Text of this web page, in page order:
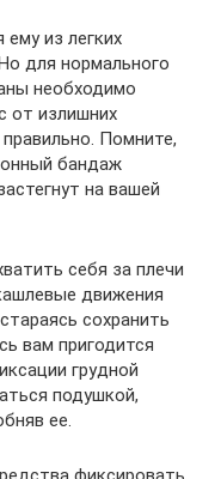
из легких
для нормального
необходимо
от излишних
Помните,
бандаж
на вашей
себя за плечи
движения
сохранить
вам пригодится
грудной
подушкой,
ее.